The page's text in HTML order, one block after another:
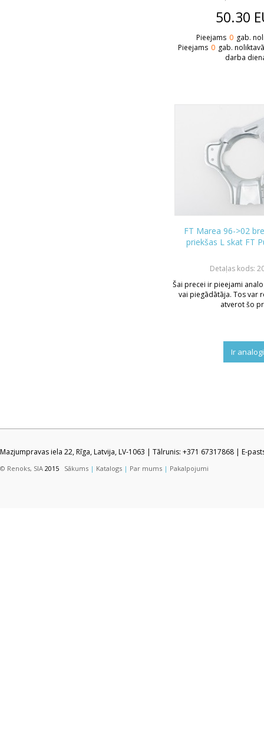
50.30
Pieejams 0 gab.
Pieejams 0 gab.
darba
FT Marea 96->02
priekšas L skat FT
Detaļas kods:
Šai precei ir pieejami
vai piegādātāja. Tos var
atverot šo
Ir analogi
Mazjumpravas iela 22, Rīga, Latvija, LV-1063 | Tālrunis: +371 67317868 | E-
© Renoks, SIA 2015 Sākums | Katalogs | Par mums | Pakalpojumi